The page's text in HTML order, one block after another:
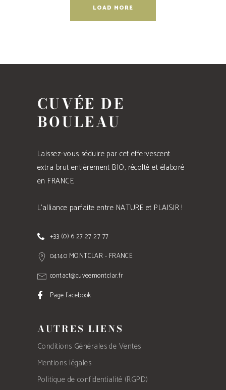
LOAD MORE
CUVÉE DE
BOULEAU
Laissez-vous séduire par cet effervescent
extra brut entièrement BIO, récolté et élaboré
en FRANCE.
L'alliance parfaite entre NATURE et PLAISIR !
+33 (0) 6 27 27 27 77
04140 MONTCLAR - FRANCE
contact@cuveemontclar.fr
Page facebook
AUTRES LIENS
Conditions Générales de Ventes
Mentions légales
Politique de confidentialité (RGPD)